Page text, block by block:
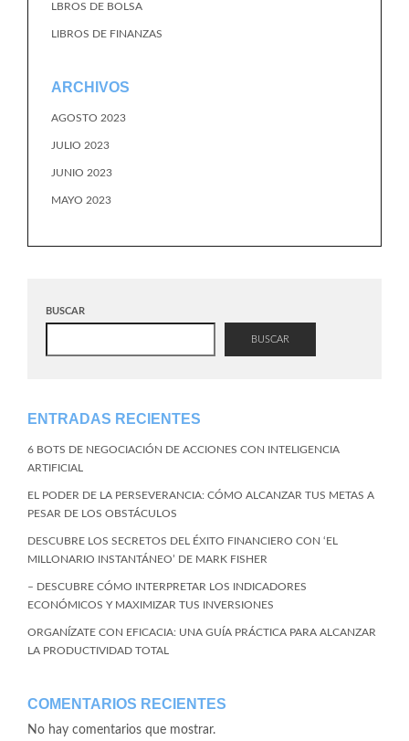
LBROS DE BOLSA
LIBROS DE FINANZAS
ARCHIVOS
AGOSTO 2023
JULIO 2023
JUNIO 2023
MAYO 2023
BUSCAR
BUSCAR
ENTRADAS RECIENTES
6 BOTS DE NEGOCIACIÓN DE ACCIONES CON INTELIGENCIA
ARTIFICIAL
EL PODER DE LA PERSEVERANCIA: CÓMO ALCANZAR TUS METAS A
PESAR DE LOS OBSTÁCULOS
DESCUBRE LOS SECRETOS DEL ÉXITO FINANCIERO CON ‘EL
MILLONARIO INSTANTÁNEO’ DE MARK FISHER
– DESCUBRE CÓMO INTERPRETAR LOS INDICADORES
ECONÓMICOS Y MAXIMIZAR TUS INVERSIONES
ORGANÍZATE CON EFICACIA: UNA GUÍA PRÁCTICA PARA ALCANZAR
LA PRODUCTIVIDAD TOTAL
COMENTARIOS RECIENTES
No hay comentarios que mostrar.